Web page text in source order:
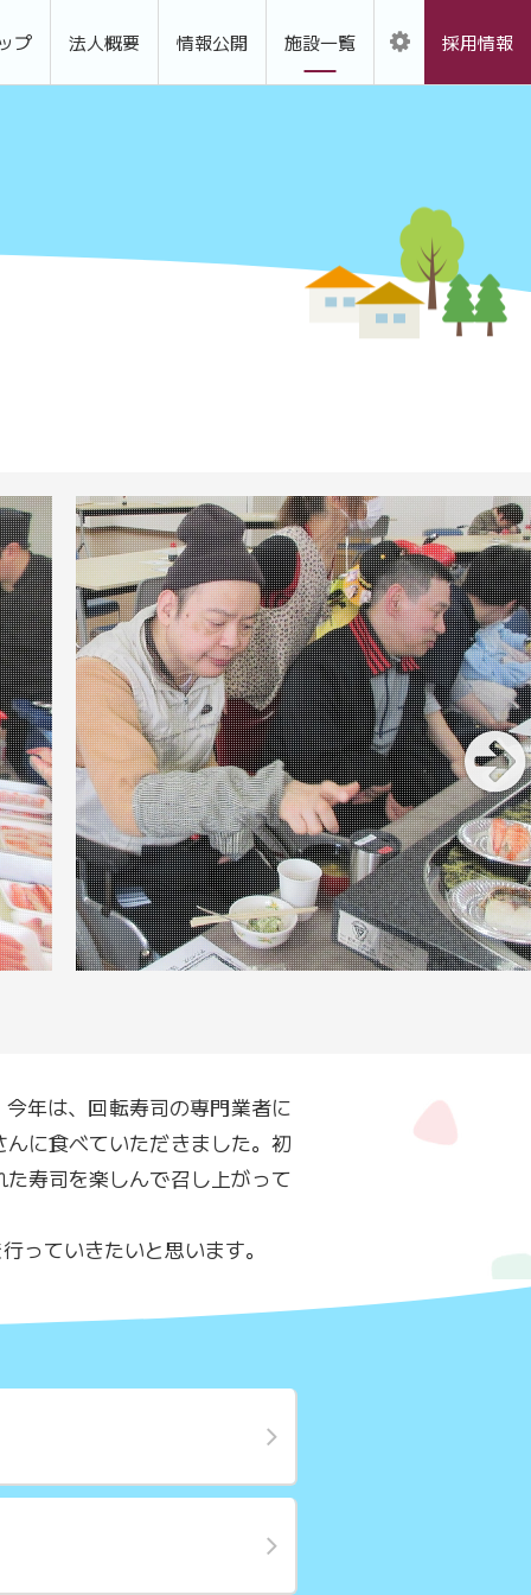
プ 法人概要 情報公開 施設一覧 採用情報
年は、回転寿司の専門業者に
に食べていただきました。初
寿司を楽しんで召し上がって
っていきたいと思います。